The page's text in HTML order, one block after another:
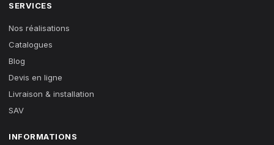
SERVICES
Nos réalisations
Catalogues
Blog
Devis en ligne
Livraison & installation
SAV
INFORMATIONS